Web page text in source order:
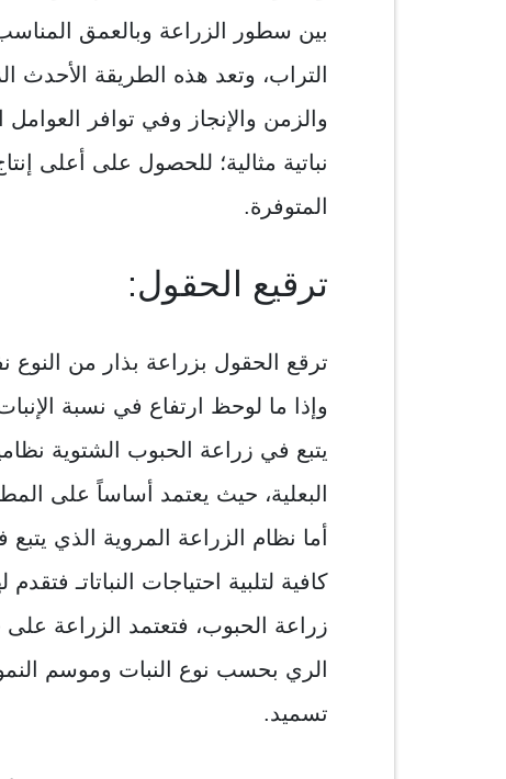
بين سطور الزراعة وبالعمق
التراب، وتعد هذه الطريقة الأحدث
والزمن والإنجاز وفي توافر العوامل
نباتية مثالية؛ للحصول على أعلى
المتوفرة.
ترقيع الحقول:
ترقع الحقول بزراعة بذار من النوع
وإذا ما لوحظ ارتفاع في نسبة
يتبع في زراعة الحبوب الشتوية
البعلية، حيث يعتمد أساساً على
أما نظام الزراعة المروية الذي
كافية لتلبية احتياجات النباتاتـ
زراعة الحبوب، فتعتمد الزراعة
الري بحسب نوع النبات وموسم
تسميد.